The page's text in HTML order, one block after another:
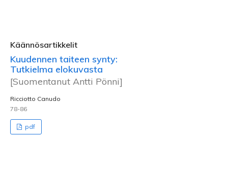
Käännösartikkelit
Kuudennen taiteen synty:
Tutkielma elokuvasta
[Suomentanut Antti Pönni]
Ricciotto Canudo
78-86
pdf